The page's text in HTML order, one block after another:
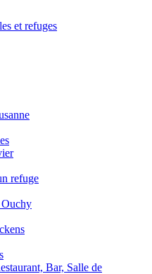
et refuges
refuge
Bar, Salle de